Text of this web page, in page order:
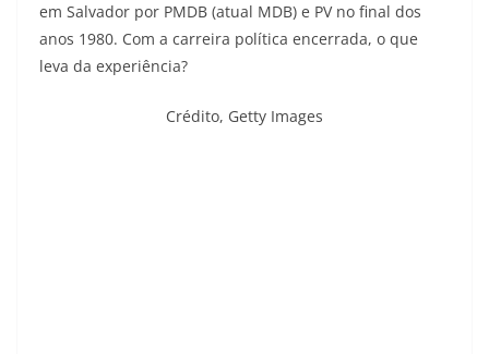
em Salvador por PMDB (atual MDB) e PV no final dos
anos 1980. Com a carreira política encerrada, o que
leva da experiência?
Crédito, Getty Images